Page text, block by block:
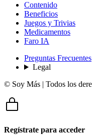
Contenido
Beneficios
Juegos y Trivias
Medicamentos
Faro IA
Preguntas Frecuentes
Legal
© Soy Más | Todos los
Regístrate para acceder